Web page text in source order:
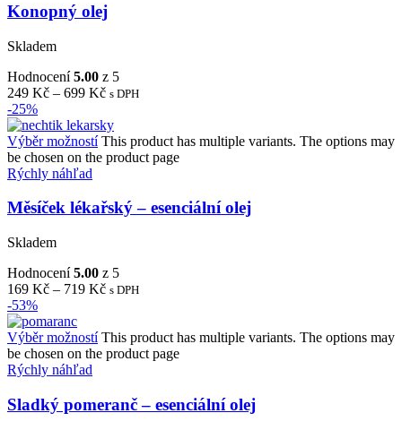
Konopný olej
Skladem
Hodnocení5.00 z 5
249 Kč – 699 Kč s DPH
-25%
Výběr možností This product has multiple variants. The options may
be chosen on the product page
Rýchly náhľad
Měsíček lékařský – esenciální olej
Skladem
Hodnocení5.00 z 5
169 Kč – 719 Kč s DPH
-53%
Výběr možností This product has multiple variants. The options may
be chosen on the product page
Rýchly náhľad
Sladký pomeranč – esenciální olej